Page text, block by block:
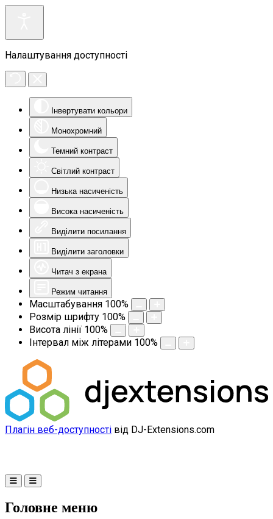
Налаштування доступності
Інвертувати кольори
Монохромний
Темний контраст
Світлий контраст
Низька насиченість
Висока насиченість
Виділити посилання
Виділити заголовки
Читач з екрана
Режим читання
Масштабування 100%
Розмір шрифту 100%
Висота лінії 100%
Інтервал між літерами 100%
Плагін веб-доступності від DJ-Extensions.com
Головне меню